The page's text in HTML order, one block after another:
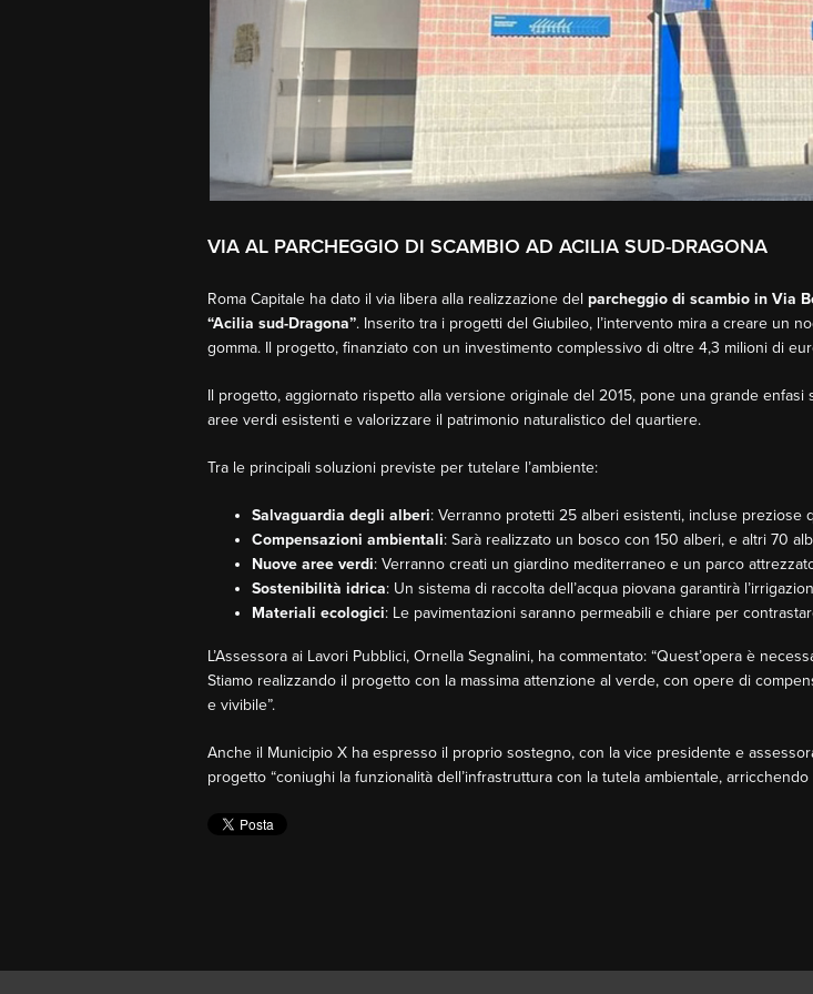
VIA AL PARCHEGGIO DI SCAMBIO AD ACILIA SUD-DRAGONA
Roma Capitale ha dato il via libera alla realizzazione del parcheggio di scambio in Via
“Acilia sud-Dragona”. Inserito tra i progetti del Giubileo, l’intervento mira a creare un
gomma. Il progetto, finanziato con un investimento complessivo di oltre 4,3 milioni di
Il progetto, aggiornato rispetto alla versione originale del 2015, pone una grande enfasi
aree verdi esistenti e valorizzare il patrimonio naturalistico del quartiere.
Tra le principali soluzioni previste per tutelare l’ambiente:
Salvaguardia degli alberi: Verranno protetti 25 alberi esistenti, incluse preziose
Compensazioni ambientali: Sarà realizzato un bosco con 150 alberi, e altri 70
Nuove aree verdi: Verranno creati un giardino mediterraneo e un parco
Sostenibilità idrica: Un sistema di raccolta dell’acqua piovana garantirà
Materiali ecologici: Le pavimentazioni saranno permeabili e chiare per
L’Assessora ai Lavori Pubblici, Ornella Segnalini, ha commentato: “Quest’opera è
Stiamo realizzando il progetto con la massima attenzione al verde, con opere di
e vivibile”.
Anche il Municipio X ha espresso il proprio sostegno, con la vice presidente e
progetto “coniughi la funzionalità dell’infrastruttura con la tutela ambientale,